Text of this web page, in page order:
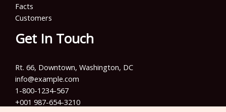
Facts
Customers
Get In Touch
Rt. 66, Downtown, Washington, DC
info@example.com​
1-800-1234-567
+001 987-654-3210